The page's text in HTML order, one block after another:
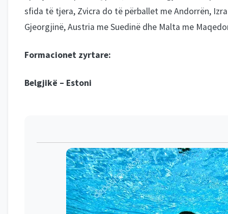
sfida të tjera, Zvicra do të përballet me Andorrën,
Gjeorgjinë, Austria me Suedinë dhe Malta me
Formacionet zyrtare:
Belgjikë – Estoni